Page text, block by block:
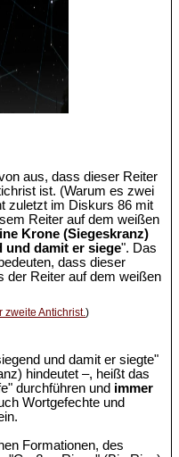
aus, dass dieser Reiter
ist. (Warum es zwei
zuletzt im Diskurs 86 mit
Reiter auf dem weißen
Krone (Siegeskranz)
und damit er siege". Das
dass dieser
der Reiter auf dem weißen
zweite Antichrist.)
und damit er siegte"
hindeutet –, heißt das
durchführen und immer
Wortgefechte und
Formationen, des